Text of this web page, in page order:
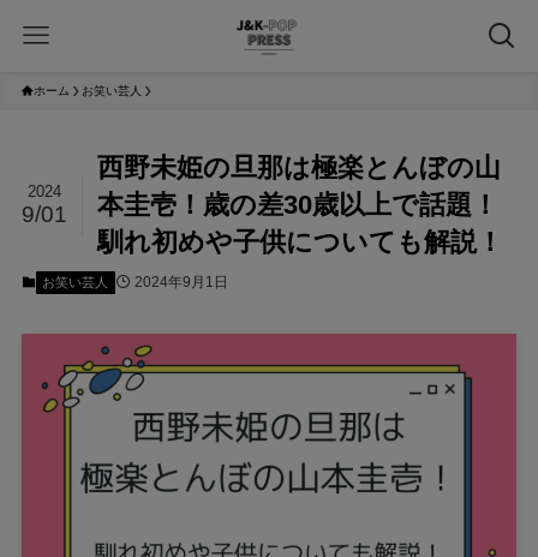
ホーム お笑い芸人
西野未姫の旦那は極楽とんぼの山
本圭壱！歳の差30歳以上で話題！
馴れ初めや子供についても解説！
2024
9/01
お笑い芸人 2024年9月1日